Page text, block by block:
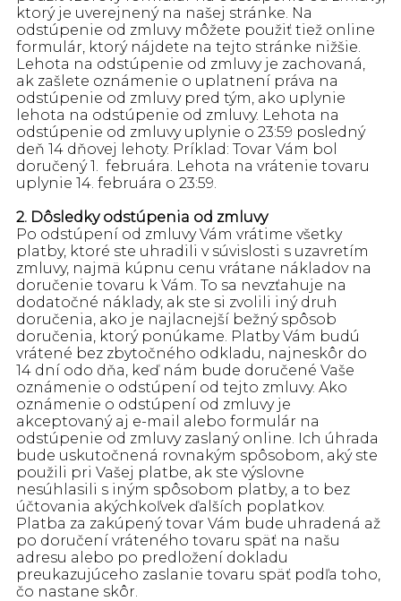
ktorý je uverejnený na našej stránke. Na
odstúpenie od zmluvy môžete použiť tiež online
formulár, ktorý nájdete na tejto stránke nižšie.
Lehota na odstúpenie od zmluvy je zachovaná,
ak zašlete oznámenie o uplatnení práva na
odstúpenie od zmluvy pred tým, ako uplynie
lehota na odstúpenie od zmluvy. Lehota na
odstúpenie od zmluvy uplynie o 23:59 posledný
deň 14 dňovej lehoty. Príklad: Tovar Vám bol
doručený 1. februára. Lehota na vrátenie tovaru
uplynie 14. februára o 23:59.
2. Dôsledky odstúpenia od zmluvy
Po odstúpení od zmluvy Vám vrátime všetky
platby, ktoré ste uhradili v súvislosti s uzavretím
zmluvy, najmä kúpnu cenu vrátane nákladov na
doručenie tovaru k Vám. To sa nevzťahuje na
dodatočné náklady, ak ste si zvolili iný druh
doručenia, ako je najlacnejší bežný spôsob
doručenia, ktorý ponúkame. Platby Vám budú
vrátené bez zbytočného odkladu, najneskôr do
14 dní odo dňa, keď nám bude doručené Vaše
oznámenie o odstúpení od tejto zmluvy. Ako
oznámenie o odstúpení od zmluvy je
akceptovaný aj e-mail alebo formulár na
odstúpenie od zmluvy zaslaný online. Ich úhrada
bude uskutočnená rovnakým spôsobom, aký ste
použili pri Vašej platbe, ak ste výslovne
nesúhlasili s iným spôsobom platby, a to bez
účtovania akýchkoľvek ďalších poplatkov.
Platba za zakúpený tovar Vám bude uhradená až
po doručení vráteného tovaru späť na našu
adresu alebo po predložení dokladu
preukazujúceho zaslanie tovaru späť podľa toho,
čo nastane skôr.